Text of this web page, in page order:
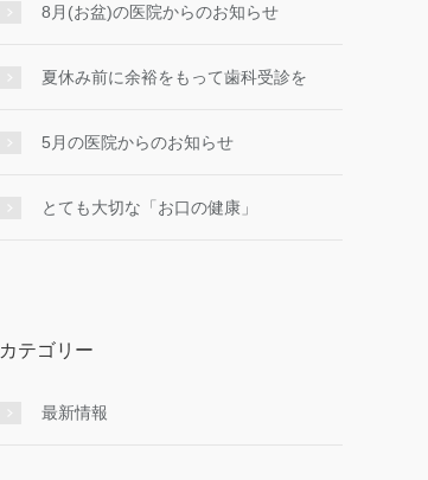
8月(お盆)の医院からのお知らせ
夏休み前に余裕をもって歯科受診を
5月の医院からのお知らせ
とても大切な「お口の健康」
カテゴリー
最新情報